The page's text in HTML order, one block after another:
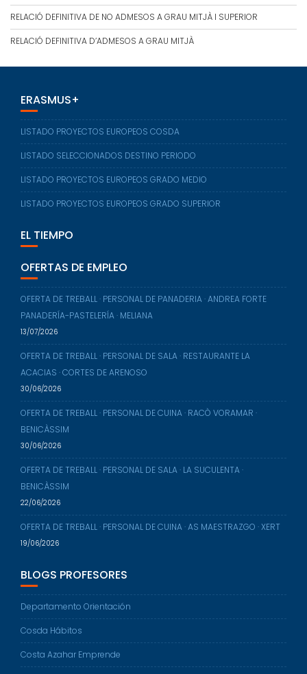
RELACIÓ DEFINITIVA DE NO ADMESOS A GRAU MITJÀ I SUPERIOR
RELACIÓ DEFINITIVA D’ADMESOS A GRAU MITJÀ
ERASMUS+
LISTADO PROYECTOS EUROPEOS COSDA
LISTADO SELECCIONADOS DESTINO PERIODO
LISTADO PROYECTOS EUROPEOS GRADO MEDIO
LISTADO PROYECTOS EUROPEOS GRADO SUPERIOR
EL TIEMPO
OFERTAS DE EMPLEO
OFERTA DE TREBALL · PERSONAL DE PANADERIA · ANDREA FORTE
PANADERÍA-PASTELERÍA · MELIANA
13/07/2026
OFERTA DE TREBALL · PERSONAL DE SALA · RESTAURANTE LA
ACACIAS · CORTES DE ARENOSO
30/06/2026
OFERTA DE TREBALL · PERSONAL DE CUINA · RACÒ VORAMAR ·
BENICÀSSIM
30/06/2026
OFERTA DE TREBALL · PERSONAL DE SALA · LA SUCULENTA ·
BENICÀSSIM
22/06/2026
OFERTA DE TREBALL · PERSONAL DE CUINA · AS MAESTRAZGO · XERT
19/06/2026
BLOGS PROFESORES
Departamento Orientación
Cosda Hábitos
Costa Azahar Emprende